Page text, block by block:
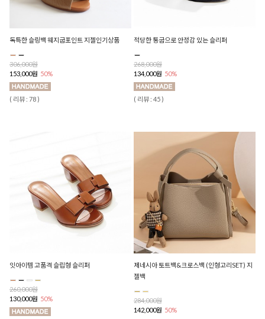
독특한 슬링백 웨지굽포인트 지젤인기상품
306,000원
153,000원 50%
( 리뷰 : 78 )
적당한 통굽으로 안정감 있는 슬리퍼
268,000원
134,000원 50%
( 리뷰 : 45 )
잇아이템 고품격 슬립형 슬리퍼
260,000원
130,000원 50%
제네시아 토트백&크로스백 (인형고리SET) 지
젤백
284,000원
142,000원 50%